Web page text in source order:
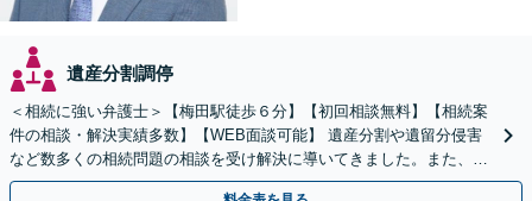
遺産分割調停
＜相続に強い弁護士＞【梅田駅徒歩６分】【初回相談無料】【相続案
件の相談・解決実績多数】【WEB面談可能】 遺産分割や遺留分侵害
など数多くの相続問題の相談を受け解決に導いてきました。また、過
去に１００件超の遺言作成のお手伝いをしました。